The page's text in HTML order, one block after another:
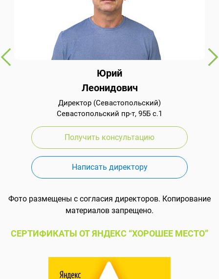
Юрий
Леонидович
Директор (Севастопольский)
Севастопольский пр-т, 95Б с.1
Получить консультацию
Написать директору
Фото размещены с согласия директоров. Копирование
материалов запрещено.
СЕРТИФИКАТЫ ОТ ЯНДЕКС “ХОРОШЕЕ МЕСТО”